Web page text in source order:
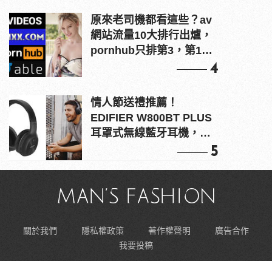
原來老司機都看這些？av
網站流量10大排行出爐，
pornhub只排第3，第1名
4
情人節送禮推薦！
EDIFIER W800BT PLUS
耳罩式無線藍牙耳機，在
5
關於我們 隱私權政策 著作權聲明
廣告合作
我要投稿